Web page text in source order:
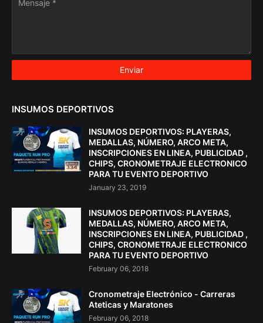
INSUMOS DEPORTIVOS
INSUMOS DEPORTIVOS: PLAYERAS,
MEDALLAS, NÚMERO, ARCO META,
INSCRIPCIONES EN LINEA, PUBLICIDAD ,
CHIPS, CRONOMETRAJE ELECTRONICO
PARA TU EVENTO DEPORTIVO
January 23, 2019
INSUMOS DEPORTIVOS: PLAYERAS,
MEDALLAS, NÚMERO, ARCO META,
INSCRIPCIONES EN LINEA, PUBLICIDAD ,
CHIPS, CRONOMETRAJE ELECTRONICO
PARA TU EVENTO DEPORTIVO
February 06, 2018
Cronometraje Electrónico - Carreras
Ateticas y Maratones
February 06, 2018